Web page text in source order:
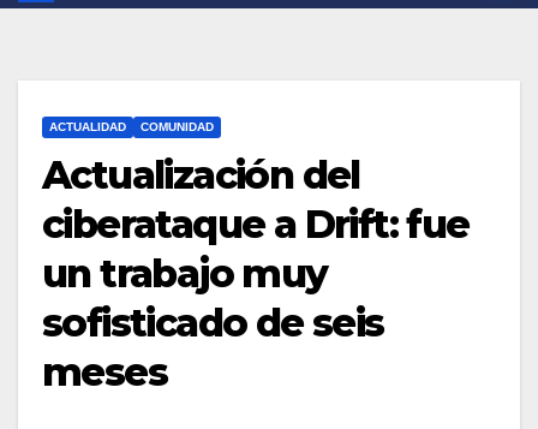
ACTUALIDAD COMUNIDAD
Actualización del
ciberataque a Drift: fue
un trabajo muy
sofisticado de seis
meses